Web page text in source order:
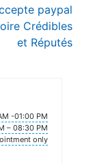
paypal
Crédibles
et Réputés
-01:00 PM
– 08:30 PM
only